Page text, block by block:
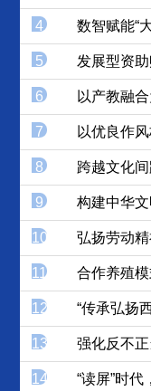
4
5
6
7
8
9
10
11
12
13
14